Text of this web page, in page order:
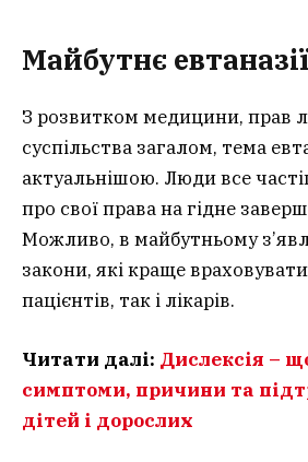
Майбутнє
З розвитком медицини, прав
суспільства загалом, тема
актуальнішою. Люди все
про свої права на гідне
Можливо, в майбутньому
закони, які краще
пацієнтів, так і лікарів.
Читати далі: Дислексія –
симптоми, причини та
дітей і дорослих